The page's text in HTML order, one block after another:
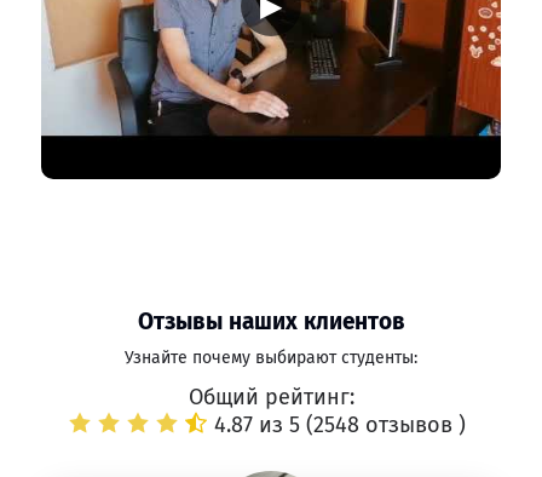
Отзывы наших клиентов
Узнайте почему выбирают студенты:
Общий рейтинг:
4.87 из 5 (2548 отзывов )